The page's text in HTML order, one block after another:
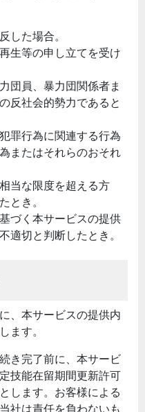
した場合。
生等の申し立てを受け
団員、暴力団関係者ま
反社会的勢力であると
罪行為に関連する行為
またはそれらのおそれ
当な限度を超える方
とき。
づく本サービスの提供
適切と判断したとき。
、本サービスの提供内
ます。
き完了前に、本サービ
技能在留期間更新許可
します。お客様による
社は責任を負わないも